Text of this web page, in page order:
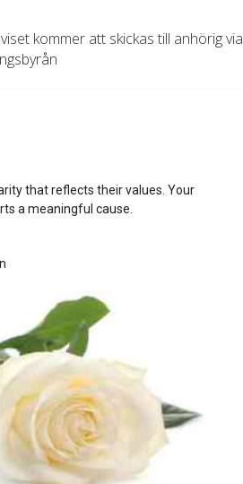
kommer att skickas till anhörig via